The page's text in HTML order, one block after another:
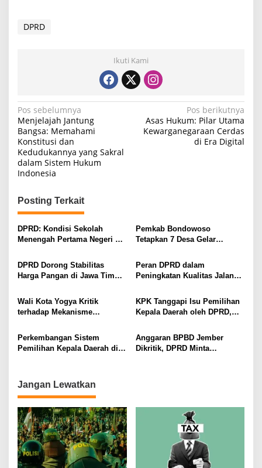
DPRD
Ikuti Kami
N
a
v
i
g
a
s
i
p
o
s
Pos sebelumnya
Menjelajah Jantung
Bangsa: Memahami
Konstitusi dan
Kedudukannya yang Sakral
dalam Sistem Hukum
Indonesia
Pos berikutnya
Asas Hukum: Pilar Utama
Kewarganegaraan Cerdas
di Era Digital
Posting Terkait
DPRD: Kondisi Sekolah
Menengah Pertama Negeri di
Pemkab Bondowoso
Tetapkan 7 Desa Gelar
Soroti Aturan Periodisasi
DPRD Dorong Stabilitas
Harga Pangan di Jawa Timur
Idul Fitri 2026
Peran DPRD dalam
Peningkatan Kualitas Jalan
Wali Kota Yogya Kritik
terhadap Mekanisme
yang Dikembalikan ke DPRD
KPK Tanggapi Isu Pemilihan
Kepala Daerah oleh DPRD,
Transaksional
Perkembangan Sistem
Pemilihan Kepala Daerah di
Muncul
Anggaran BPBD Jember
Dikritik, DPRD Minta
Jangan Lewatkan